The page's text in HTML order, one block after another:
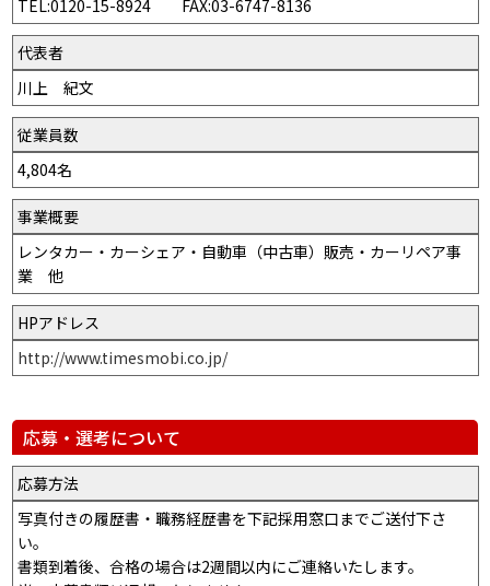
TEL:0120-15-8924 FAX:03-6747-8136
代表者
川上 紀文
従業員数
4,804名
事業概要
レンタカー・カーシェア・自動車（中古車）販売・カーリペア事
業 他
HPアドレス
http://www.timesmobi.co.jp/
応募・選考について
応募方法
写真付きの履歴書・職務経歴書を下記採用窓口までご送付下さ
い。
書類到着後、合格の場合は2週間以内にご連絡いたします。